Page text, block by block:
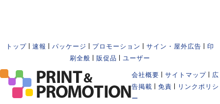
トップ 速報 パッケージ プロモーション サイン・屋外広告
印
刷全般
販促品 ユーザー
会社概要 サイトマップ
広
告掲載
免責
リンクポリシ
ー